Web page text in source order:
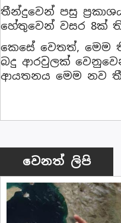
තීන්දුවෙන් පසු
හේතුවෙන් වසර 8ක්
කෙසේ වෙතත්, මෙම
බදු ආරවුලක්
ආයතනය මෙම නව
වෙනත් ලිපි